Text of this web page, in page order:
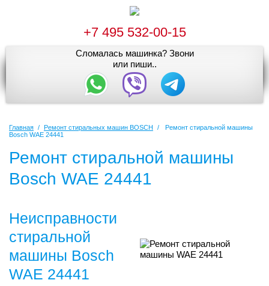
+7 495 532-00-15
Сломалась машинка? Звони
или пиши..
Главная / Ремонт стиральных машин BOSCH /
Ремонт стиральной машины
Bosch WAE 24441
Ремонт стиральной машины
Bosch WAE 24441
Неисправности
стиральной
машины Bosch
WAE 24441